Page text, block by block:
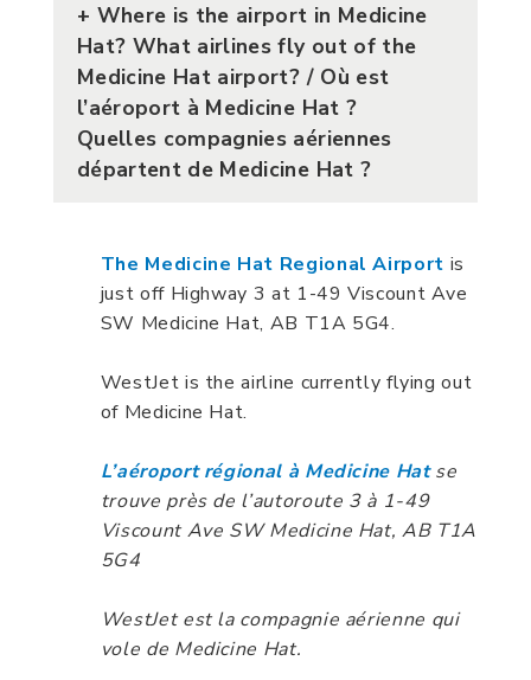
+ Where is the airport in Medicine
Hat? What airlines fly out of the
Medicine Hat airport? / Où est
l’aéroport à Medicine Hat ?
Quelles compagnies aériennes
départent de Medicine Hat ?
The Medicine Hat Regional Airport is
just off Highway 3 at 1-49 Viscount Ave
SW Medicine Hat, AB T1A 5G4.
WestJet is the airline currently flying out
of Medicine Hat.
L’aéroport régional à Medicine Hatse
trouve près de l’autoroute 3 à 1-49
Viscount Ave SW Medicine Hat, AB T1A
5G4
WestJet est la compagnie aérienne qui
vole de Medicine Hat.